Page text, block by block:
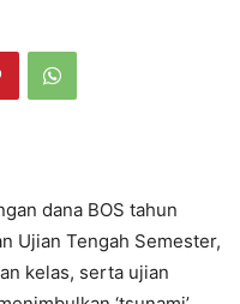
dana BOS tahun
Ujian Tengah Semester,
kelas, serta ujian